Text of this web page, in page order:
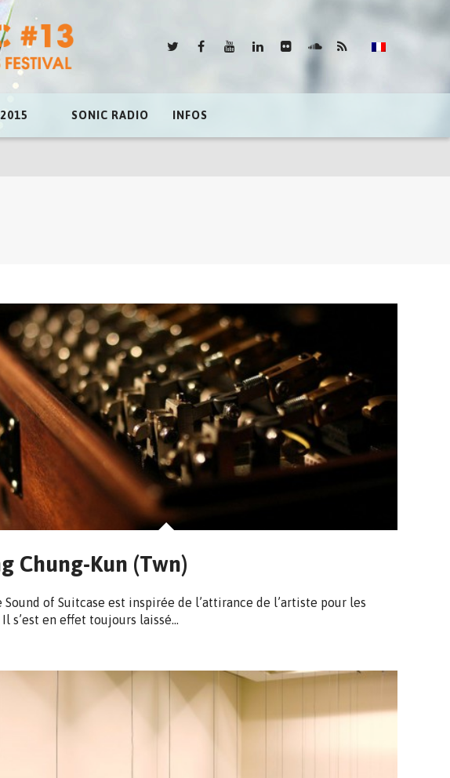
SONIC RADIO INFOS
Chung-Kun (Twn)
Sound of Suitcase est inspirée de l’attirance de l’artiste pour les
Il s’est en effet toujours laissé…